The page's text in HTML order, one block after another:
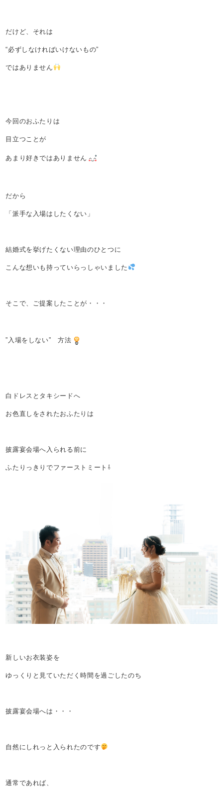
だけど、それは
“必ずしなければいけないもの”
ではありません
今回のおふたりは
目立つことが
あまり好きではありません
だから
「派手な入場はしたくない」
結婚式を挙げたくない理由のひとつに
こんな想いも持っていらっしゃいました
そこで、ご提案したことが・・・
”入場をしない” 方法
白ドレスとタキシードへ
お色直しをされたおふたりは
披露宴会場へ入られる前に
ふたりっきりでファーストミート⇩
新しいお衣装姿を
ゆっくりと見ていただく時間を過ごしたのち
披露宴会場へは・・・
自然にしれっと入られたのです
通常であれば、